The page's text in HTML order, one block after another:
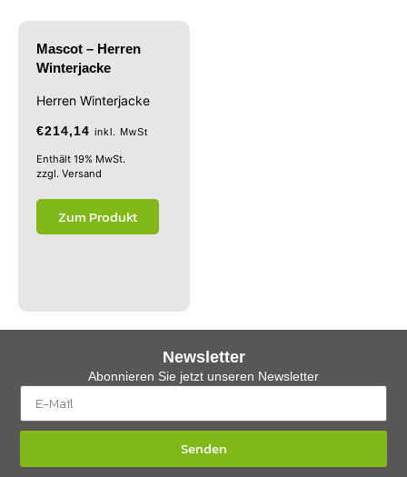
Mascot – Herren
Winterjacke
Herren Winterjacke
€214,14 inkl. MwSt
Enthält 19% MwSt.
zzgl. Versand
Zum Produkt
Newsletter
Abonnieren Sie jetzt unseren Newsletter
Senden